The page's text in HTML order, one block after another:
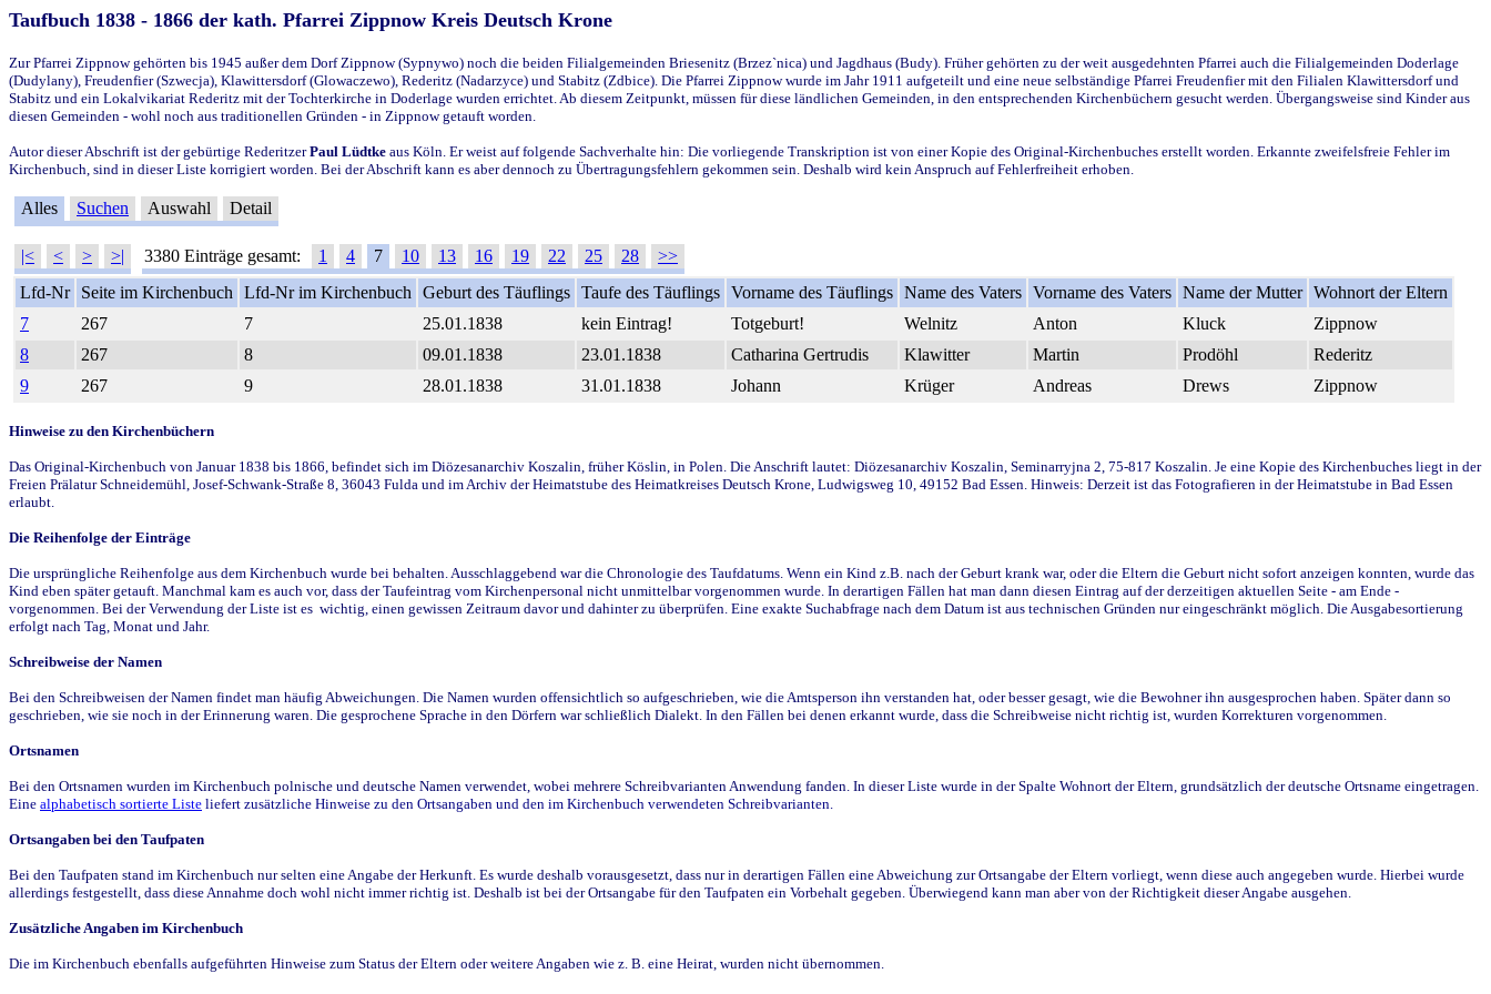
Taufbuch 1838 - 1866 der kath. Pfarrei Zippnow Kreis Deutsch Krone
Zur Pfarrei Zippnow gehörten bis 1945 außer dem Dorf Zippnow (Sypnywo) noch die beiden Filialgemeinden Briesenitz (Brzez`nica) und Jagdhaus (Budy). Früher gehörten zu der weit ausgedehnten Pfarrei auch die Filialgemeinden Doderlage
(Dudylany), Freudenfier (Szwecja), Klawittersdorf (Glowaczewo), Rederitz (Nadarzyce) und Stabitz (Zdbice). Die Pfarrei Zippnow wurde im Jahr 1911 aufgeteilt und eine neue selbständige Pfarrei Freudenfier mit den Filialen Klawittersdorf und
Stabitz und ein Lokalvikariat Rederitz mit der Tochterkirche in Doderlage wurden errichtet. Ab diesem Zeitpunkt, müssen für diese ländlichen Gemeinden, in den entsprechenden Kirchenbüchern gesucht werden. Übergangsweise sind Kinder aus
diesen Gemeinden - wohl noch aus traditionellen Gründen - in Zippnow getauft worden.
Autor dieser Abschrift ist der gebürtige RederitzerPaul Lüdtke aus Köln. Er weist auf folgende Sachverhalte hin: Die vorliegende Transkription ist von einer Kopie des Original-Kirchenbuches erstellt worden. Erkannte zweifelsfreie Fehler im
Kirchenbuch, sind in dieser Liste korrigiert worden. Bei der Abschrift kann es aber dennoch zu Übertragungsfehlern gekommen sein. Deshalb wird kein Anspruch auf Fehlerfreiheit erhoben.
Alles Suchen Auswahl Detail
|< < > >| 3380 Einträge gesamt: 1 4 7 10 13 16 19 22 25 28
>>
Lfd-Nr
Seite im Kirchenbuch Lfd-Nr im Kirchenbuch Geburt des Täuflings Taufe des Täuflings Vorname des Täuflings Name des Vaters Vorname des Vaters Name der Mutter Wohnort der Eltern
7
267 7 25.01.1838 kein Eintrag! Totgeburt! Welnitz Anton Kluck
Zippnow
8
267 8 09.01.1838 23.01.1838 Catharina Gertrudis Klawitter Martin Prodöhl
Rederitz
9
267 9 28.01.1838 31.01.1838 Johann Krüger Andreas Drews Zippnow
Hinweise zu den Kirchenbüchern
Das Original-Kirchenbuch von Januar 1838 bis 1866, befindet sich im Diözesanarchiv Koszalin, früher Köslin, in Polen. Die Anschrift lautet: Diözesanarchiv Koszalin, Seminarryjna 2, 75-817 Koszalin. Je eine Kopie des Kirchenbuches liegt in der
Freien Prälatur Schneidemühl, Josef-Schwank-Straße 8, 36043 Fulda und im Archiv der Heimatstube des Heimatkreises Deutsch Krone, Ludwigsweg 10, 49152 Bad Essen. Hinweis: Derzeit ist das Fotografieren in der Heimatstube in Bad Essen
erlaubt.
Die Reihenfolge der Einträge
Die ursprüngliche Reihenfolge aus dem Kirchenbuch wurde bei behalten. Ausschlaggebend war die Chronologie des Taufdatums. Wenn ein Kind z.B. nach der Geburt krank war, oder die Eltern die Geburt nicht sofort anzeigen konnten, wurde das
Kind eben später getauft. Manchmal kam es auch vor, dass der Taufeintrag vom Kirchenpersonal nicht unmittelbar vorgenommen wurde. In derartigen Fällen hat man dann diesen Eintrag auf der derzeitigen aktuellen Seite - am Ende -
vorgenommen. Bei der Verwendung der Liste ist es wichtig, einen gewissen Zeitraum davor und dahinter zu überprüfen. Eine exakte Suchabfrage nach dem Datum ist aus technischen Gründen nur eingeschränkt möglich. Die Ausgabesortierung
erfolgt nach Tag, Monat und Jahr.
Schreibweise der Namen
Bei den Schreibweisen der Namen findet man häufig Abweichungen. Die Namen wurden offensichtlich so aufgeschrieben, wie die Amtsperson ihn verstanden hat, oder besser gesagt, wie die Bewohner ihn ausgesprochen haben. Später dann so
geschrieben, wie sie noch in der Erinnerung waren. Die gesprochene Sprache in den Dörfern war schließlich Dialekt. In den Fällen bei denen erkannt wurde, dass die Schreibweise nicht richtig ist, wurden Korrekturen vorgenommen.
Ortsnamen
Bei den Ortsnamen wurden im Kirchenbuch polnische und deutsche Namen verwendet, wobei mehrere Schreibvarianten Anwendung fanden. In dieser Liste wurde in der Spalte Wohnort der Eltern, grundsätzlich der deutsche Ortsname eingetragen.
Eine alphabetisch sortierte Liste liefert zusätzliche Hinweise zu den Ortsangaben und den im Kirchenbuch verwendeten Schreibvarianten.
Ortsangaben bei den Taufpaten
Bei den Taufpaten stand im Kirchenbuch nur selten eine Angabe der Herkunft. Es wurde deshalb vorausgesetzt, dass nur in derartigen Fällen eine Abweichung zur Ortsangabe der Eltern vorliegt, wenn diese auch angegeben wurde. Hierbei wurde
allerdings festgestellt, dass diese Annahme doch wohl nicht immer richtig ist. Deshalb ist bei der Ortsangabe für den Taufpaten ein Vorbehalt gegeben. Überwiegend kann man aber von der Richtigkeit dieser Angabe ausgehen.
Zusätzliche Angaben im Kirchenbuch
Die im Kirchenbuch ebenfalls aufgeführten Hinweise zum Status der Eltern oder weitere Angaben wie z. B. eine Heirat, wurden nicht übernommen.